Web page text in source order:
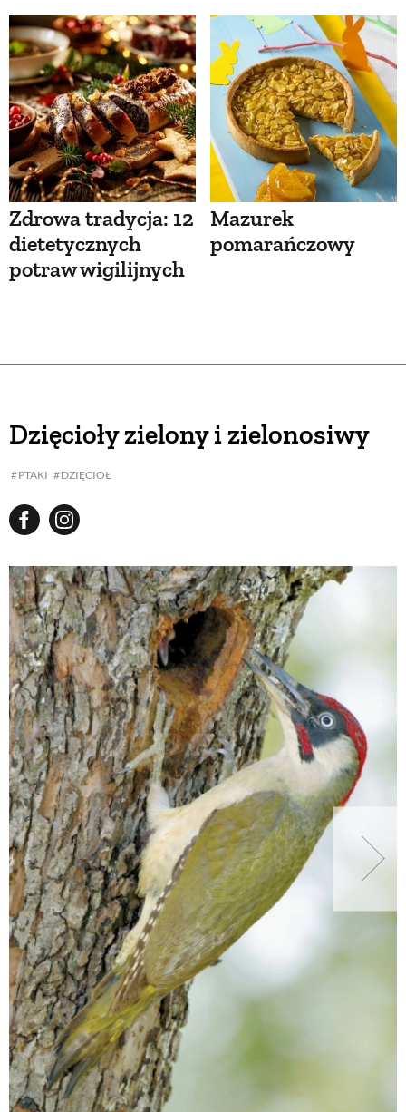
Zdrowa tradycja: 12
dietetycznych
potraw wigilijnych
Mazurek
pomarańczowy
Dzięcioły zielony i zielonosiwy
PTAKI DZIĘCIOŁ